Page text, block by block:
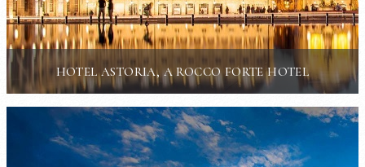
HOTEL ASTORIA, A ROCCO FORTE HOTEL